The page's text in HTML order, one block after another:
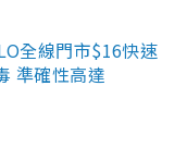
全線門市$16快速
準確性高達